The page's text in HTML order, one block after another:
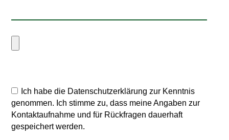
Ich habe die Datenschutzerklärung zur Kenntnis
genommen. Ich stimme zu, dass meine Angaben zur
Kontaktaufnahme und für Rückfragen dauerhaft
gespeichert werden.